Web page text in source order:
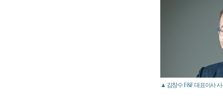
▲ 김창수 F&F 대표이사